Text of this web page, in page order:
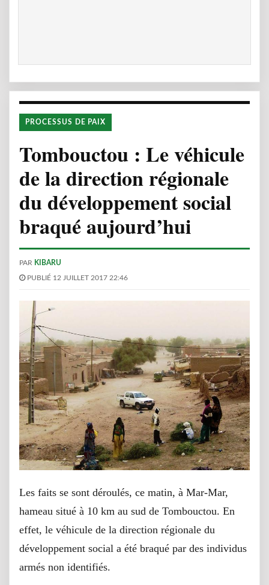
PROCESSUS DE PAIX
Tombouctou : Le véhicule
de la direction régionale
du développement social
braqué aujourd’hui
PAR KIBARU
PUBLIÉ 12 JUILLET 2017 22:46
Les faits se sont déroulés, ce matin, à Mar-Mar,
hameau situé à 10 km au sud de Tombouctou. En
effet, le véhicule de la direction régionale du
développement social a été braqué par des individus
armés non identifiés.